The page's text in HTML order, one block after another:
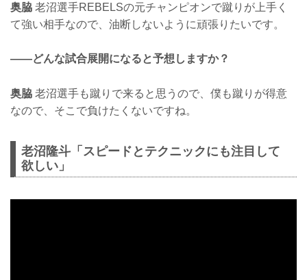
奥脇 老沼選手REBELSの元チャンピオンで蹴りが上手く
て強い相手なので、油断しないように頑張りたいです。
——どんな試合展開になると予想しますか？
奥脇 老沼選手も蹴りで来ると思うので、僕も蹴りが得意
なので、そこで負けたくないですね。
老沼隆斗「スピードとテクニックにも注目して
欲しい」